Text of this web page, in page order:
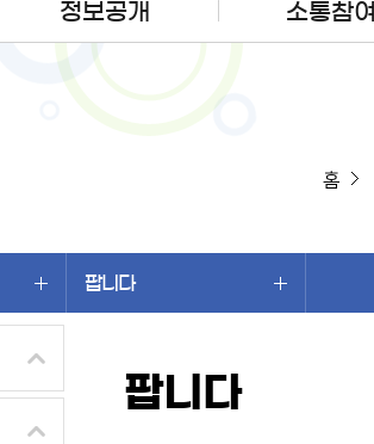
정보공개 소통참여
홈
팝니다
팝니다